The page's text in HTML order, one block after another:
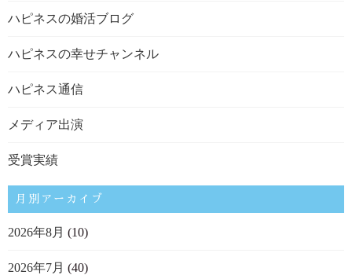
ハピネスの婚活ブログ
ハピネスの幸せチャンネル
ハピネス通信
メディア出演
受賞実績
月別アーカイブ
2026年8月 (10)
2026年7月 (40)